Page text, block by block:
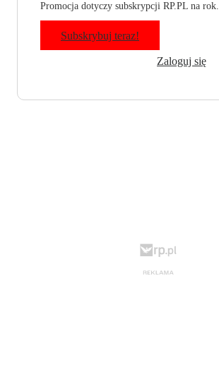
Promocja dotyczy subskrypcji RP.PL na rok.
Subskrybuj teraz!
Zaloguj się